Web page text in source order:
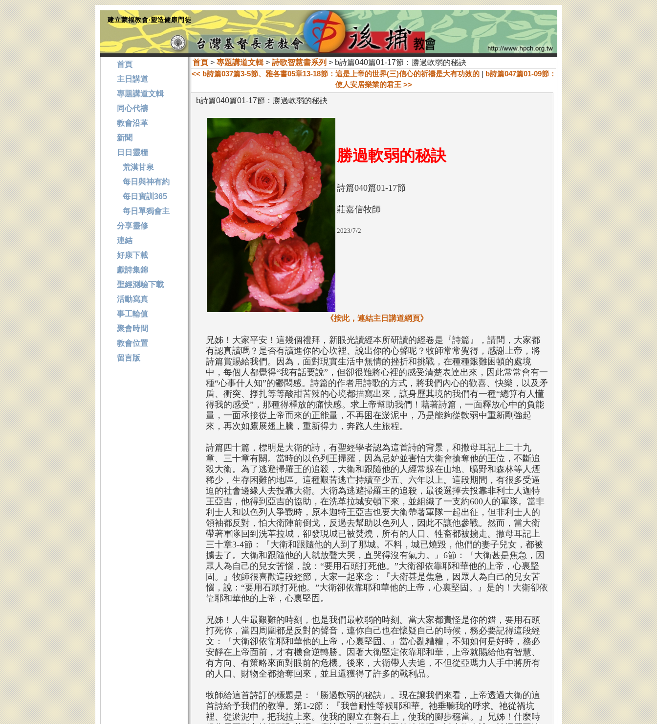
建立蒙福教會‧塑造健康門徒
首頁> 專題講道文輯> 詩歌智慧書系列 > b詩篇040篇01-17節：勝過軟弱的秘訣
<< b詩篇037篇3-5節、雅各書05章13-18節：這是上帝的世界(三)信心的祈禱是大有功效的 | b詩篇047篇01-09節：
使人安居樂業的君王 >>
b詩篇040篇01-17節：勝過軟弱的秘訣
勝過軟弱的秘訣
詩篇040篇01-17節
莊嘉信牧師
2023/7/2
《按此，連結主日講道網頁》
兄姊！大家平安！這幾個禮拜，新眼光讀經本所研讀的經卷是『詩篇』，請問，大家都
有認真讀嗎？是否有讀進你的心坎裡、說出你的心聲呢？牧師常常覺得，感謝上帝，將
詩篇賞賜給我們。因為，面對現實生活中無情的挫折和挑戰，在種種艱難困頓的處境
中，每個人都覺得“我有話要說”，但卻很難將心裡的感受清楚表達出來，因此常常會有一
種“心事什人知”的鬱悶感。詩篇的作者用詩歌的方式，將我們內心的歡喜、快樂，以及矛
盾、衝突、掙扎等等酸甜苦辣的心境都描寫出來，讓身歷其境的我們有一種“總算有人懂
得我的感受”，那種得釋放的痛快感。求上帝幫助我們！藉著詩篇，一面釋放心中的負能
量，一面承接從上帝而來的正能量，不再困在淤泥中，乃是能夠從軟弱中重新剛強起
來，再次如鷹展翅上騰，重新得力，奔跑人生旅程。
詩篇四十篇，標明是大衛的詩，有聖經學者認為這首詩的背景，和撒母耳記上二十九
章、三十章有關。當時的以色列王掃羅，因為忌妒並害怕大衛會搶奪他的王位，不斷追
殺大衛。為了逃避掃羅王的追殺，大衛和跟隨他的人經常躲在山地、曠野和森林等人煙
稀少，生存困難的地區。這種艱苦逃亡持續至少五、六年以上。這段期間，有很多受逼
迫的社會邊緣人去投靠大衛。大衛為逃避掃羅王的追殺，最後選擇去投靠非利士人迦特
王亞吉，他得到亞吉的協助，在洗革拉城安頓下來，並組織了一支約600人的軍隊。當非
利士人和以色列人爭戰時，原本迦特王亞吉也要大衛帶著軍隊一起出征，但非利士人的
領袖都反對，怕大衛陣前倒戈，反過去幫助以色列人，因此不讓他參戰。然而，當大衛
帶著軍隊回到洗革拉城，卻發現城已被焚燒，所有的人口、牲畜都被擄走。撒母耳記上
三十章3-4節：『大衛和跟隨他的人到了那城。不料，城已燒毀，他們的妻子兒女，都被
擄去了。大衛和跟隨他的人就放聲大哭，直哭得沒有氣力。』6節：『大衛甚是焦急，因
眾人為自己的兒女苦惱，說：“要用石頭打死他。”大衛卻依靠耶和華他的上帝，心裏堅
固。』牧師很喜歡這段經節，大家一起來念：『大衛甚是焦急，因眾人為自己的兒女苦
惱，說：“要用石頭打死他。”大衛卻依靠耶和華他的上帝，心裏堅固。』是的！大衛卻依
靠耶和華他的上帝，心裏堅固。
兄姊！人生最艱難的時刻，也是我們最軟弱的時刻。當大家都責怪是你的錯，要用石頭
打死你，當四周圍都是反對的聲音，連你自己也在懷疑自己的時候，務必要記得這段經
文：『大衛卻依靠耶和華他的上帝，心裏堅固。』當心亂糟糟，不知如何是好時，務必
安靜在上帝面前，才有機會逆轉勝。因著大衛堅定依靠耶和華，上帝就賜給他有智慧、
有方向、有策略來面對眼前的危機。後來，大衛帶人去追，不但從亞瑪力人手中將所有
的人口、財物全都搶奪回來，並且還獲得了許多的戰利品。
牧師給這首詩訂的標題是：『勝過軟弱的秘訣』。現在讓我們來看，上帝透過大衛的這
首詩給予我們的教導。第1-2節：『我曾耐性等候耶和華。祂垂聽我的呼求。祂從禍坑
裡、從淤泥中，把我拉上來。使我的腳立在磐石上，使我的腳步穩當。』兄姊！什麼時
首頁
主日講道
專題講道文輯
同心代禱
教會沿革
新聞
日日靈糧
荒漠甘泉
每日與神有約
每日寶訓365
每日單獨會主
分享靈修
連結
好康下載
獻詩集錦
聖經測驗下載
活動寫真
事工輪值
聚會時間
教會位置
留言版